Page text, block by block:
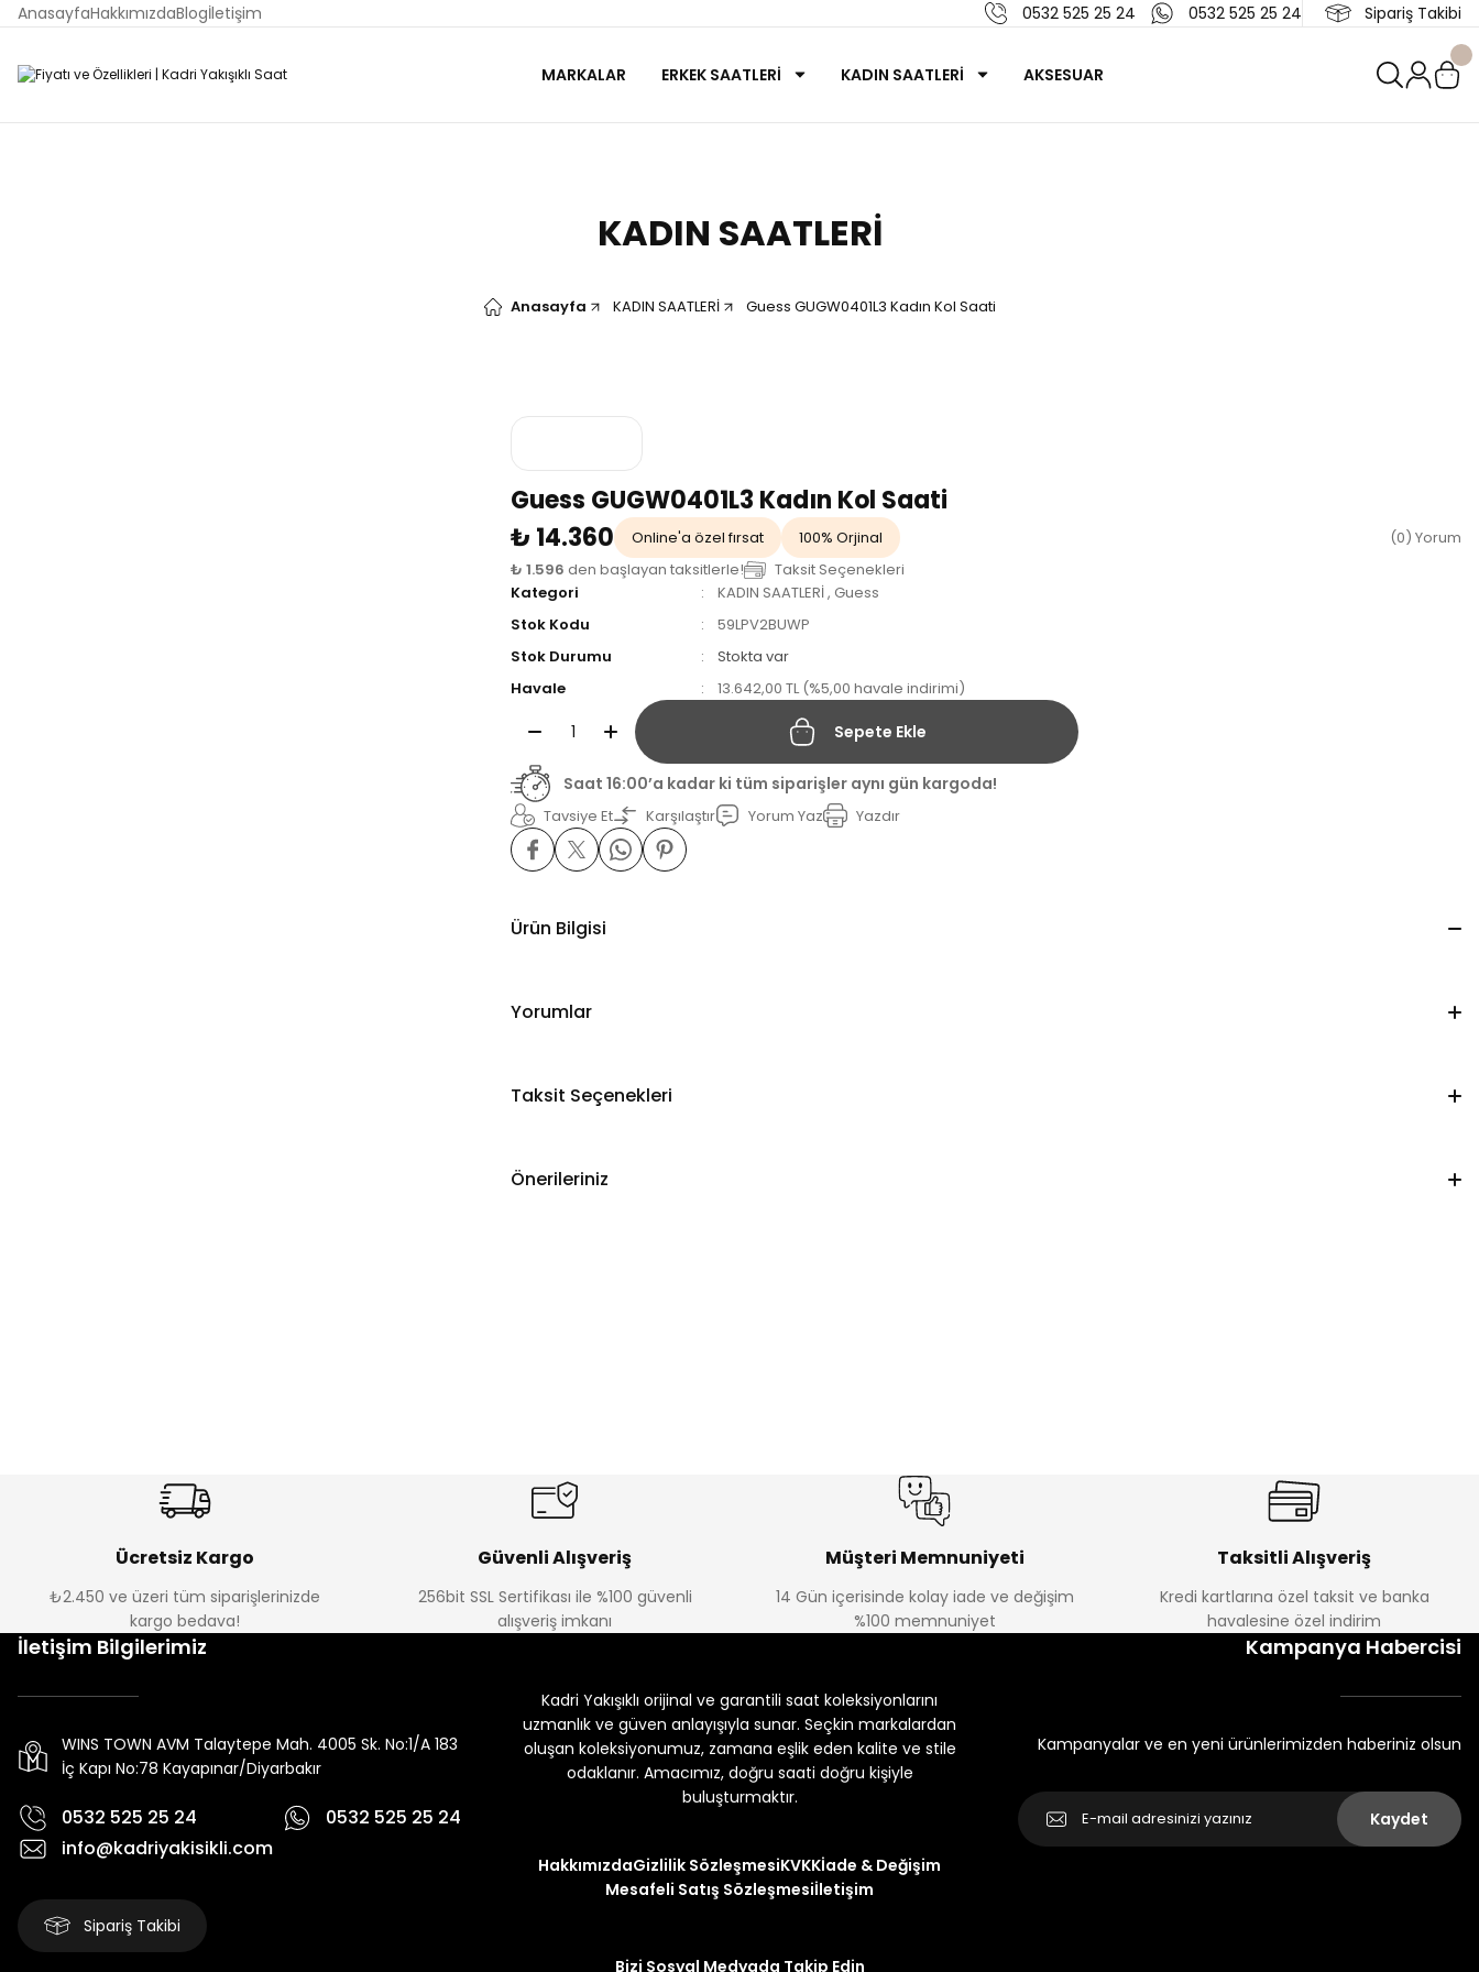
AnasayfaHakkımızdaBlogİletişim 0532 525 25 24 0532 525 25 24 Sipariş Takibi
MARKALAR ERKEK SAATLERİ KADIN SAATLERİ AKSESUAR
KADIN SAATLERİ
Anasayfa KADIN SAATLERİ Guess GUGW0401L3 Kadın Kol Saati
Guess GUGW0401L3 Kadın Kol Saati
₺ 14.360
Online'a özel fırsat 100% Orjinal
(0) Yorum
₺ 1.596 den başlayan taksitlerle!
Taksit Seçenekleri
Kategori
KADIN SAATLERİ, Guess
Stok Kodu
59LPV2BUWP
Stok Durumu
Stokta var
Havale
13.642,00 TL (%5,00 havale indirimi)
Sepete Ekle
Saat 16:00’a kadar ki tüm siparişler aynı gün kargoda!
Tavsiye Et Karşılaştır Yorum Yaz Yazdır
Ürün Bilgisi
Yorumlar
Taksit Seçenekleri
Önerileriniz
Ücretsiz Kargo
₺2.450 ve üzeri tüm siparişlerinizde
kargo bedava!
Güvenli Alışveriş
256bit SSL Sertifikası ile %100 güvenli
alışveriş imkanı
Müşteri Memnuniyeti
14 Gün içerisinde kolay iade ve değişim
%100 memnuniyet
Taksitli Alışveriş
Kredi kartlarına özel taksit ve banka
havalesine özel indirim
İletişim Bilgilerimiz
WINS TOWN AVM Talaytepe Mah. 4005 Sk. No:1/A 183
İç Kapı No:78 Kayapınar/Diyarbakır
0532 525 25 24
0532 525 25 24
info@kadriyakisikli.com
Sipariş Takibi
Kadri Yakışıklı orijinal ve garantili saat koleksiyonlarını
uzmanlık ve güven anlayışıyla sunar. Seçkin markalardan
oluşan koleksiyonumuz, zamana eşlik eden kalite ve stile
odaklanır. Amacımız, doğru saati doğru kişiyle
buluşturmaktır.
HakkımızdaGizlilik SözleşmesiKVKKİade & Değişim
Mesafeli Satış Sözleşmesiİletişim
Bizi Sosyal Medyada Takip Edin
Kampanya Habercisi
Kampanyalar ve en yeni ürünlerimizden haberiniz olsun
Kaydet